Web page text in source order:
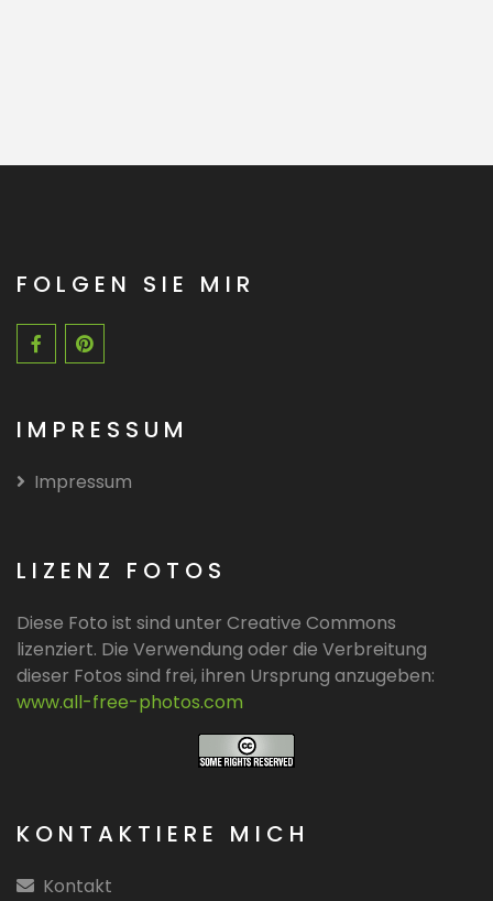
FOLGEN SIE MIR
IMPRESSUM
Impressum
LIZENZ FOTOS
Diese Foto ist sind unter Creative Commons
lizenziert. Die Verwendung oder die Verbreitung
dieser Fotos sind frei, ihren Ursprung anzugeben:
www.all-free-photos.com
KONTAKTIERE MICH
Kontakt